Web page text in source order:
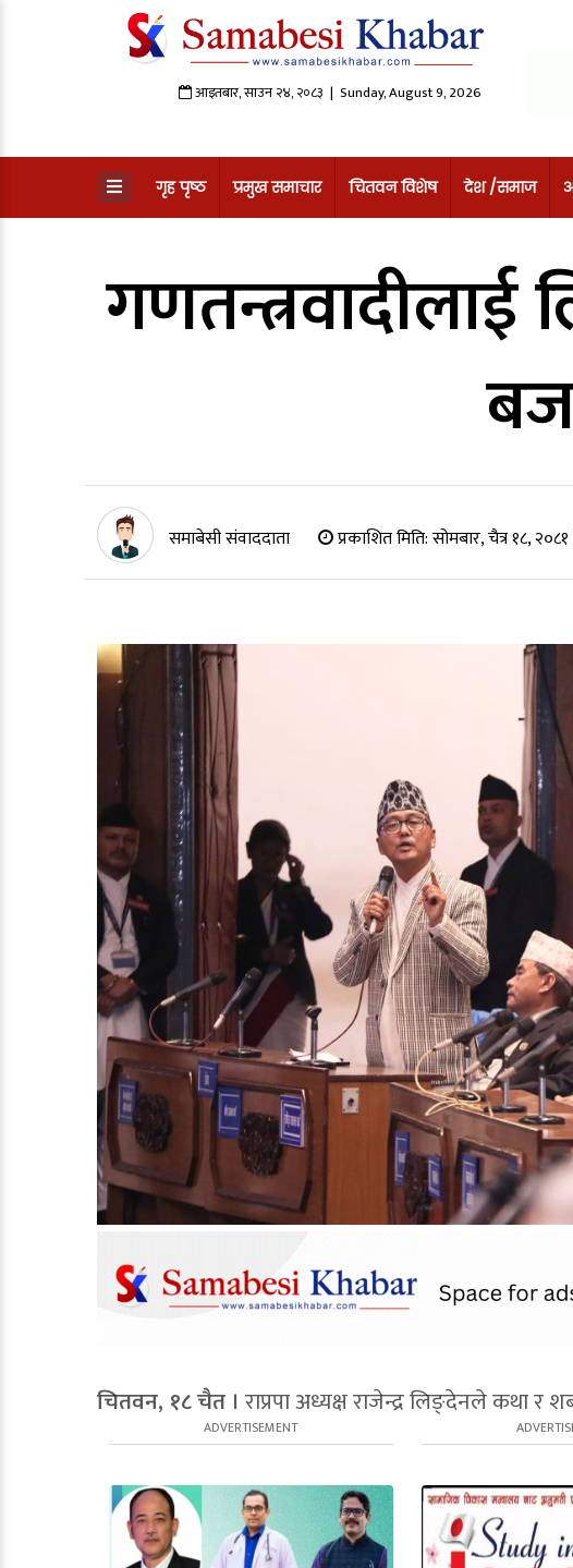
आइतबार,साउन२४,२०८३ | Sunday, August 9, 2026
गृह पृष्ठ प्रमुख समाचार चितवन विशेष देश /समाज
समाबेसी संवाददाता प्रकाशित मिति:सोमबार, चैत्र १८, २०८१
चितवन, १८ चैत । राप्रपा अध्यक्ष राजेन्द्र लिङ्देनले कथा